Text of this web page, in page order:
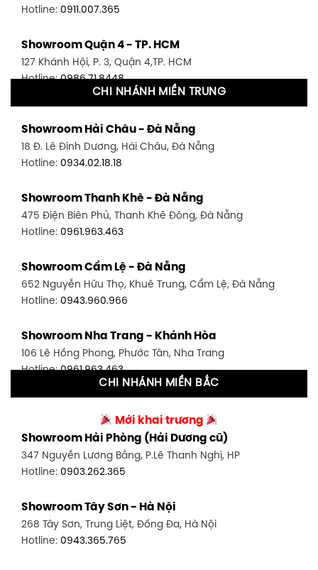
Hotline: 0911.007.365
Showroom Quận 4 - TP. HCM
127 Khánh Hội, P. 3, Quận 4,TP. HCM
Hotline:0986.71.8448
1411 Đường 3/2, P. 16, Quận 11, TP. HCM
Hotline:0906.256.759
1448 Huỳnh Tấn Phát, Phú Thuận, Quận 7, TP HCM
Hotline:0946.480.580
348 Đ. Bạch Đằng, P. 14, Bình Thạnh, TP HCM
Hotline:0902.716.230
591 Hoàng Văn Thụ, P. 4, Tân Bình, TP HCM
Hotline:0906.256.759
Showroom Tân Bình 2 - TP. HCM
0986.71.8448
Showroom Thuận An - Bình Dương
66 đường DT743, An Phú, Thuận An, Bình Dương
Showroom Biên Hòa - Đồng Nai
452 Nguyễn Ái Quốc, Tân Tiến, TP. Biên Hòa, Đồng Nai
CHI NHÁNH MIỀN TRUNG
Showroom Hải Châu - Đà Nẵng
18 Đ. Lê Đình Dương, Hải Châu, Đà Nẵng
Hotline: 0934.02.18.18
Showroom Thanh Khê - Đà Nẵng
475 Điện Biên Phủ, Thanh Khê Đông, Đà Nẵng
Hotline: 0961.963.463
Showroom Cẩm Lệ - Đà Nẵng
652 Nguyễn Hữu Thọ, Khuê Trung, Cẩm Lệ, Đà Nẵng
Hotline: 0943.960.966
Showroom Nha Trang - Khánh Hòa
106 Lê Hồng Phong, Phước Tân, Nha Trang
Hotline:0961.963.463
27-29 Nguyễn Sỹ Sách, Hưng Bình, TP Vinh, Nghệ An
Hotline:0943.960.966
Showroom Buôn Ma Thuột
Hotline:0934.02.18.18
CHI NHÁNH MIỀN BẮC
Mới khai trương
Showroom Hải Phòng (Hải Dương cũ)
347 Nguyễn Lương Bằng, P.Lê Thanh Nghị, HP
Hotline: 0903.262.365
Showroom Tây Sơn - Hà Nội
268 Tây Sơn, Trung Liệt, Đống Đa, Hà Nội
Hotline: 0943.365.765